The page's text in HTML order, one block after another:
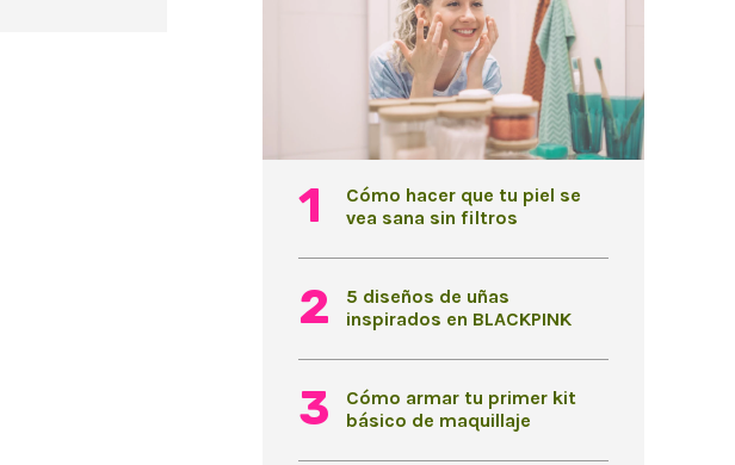
Cómo hacer que tu piel se
vea sana sin filtros
5 diseños de uñas
inspirados en BLACKPINK
Cómo armar tu primer kit
básico de maquillaje